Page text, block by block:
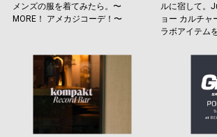
メンズの服を着てみたら。〜
MORE！ アメカジコーデ！〜
ルに宿して。
ョー カルチャ
ラボアイテム